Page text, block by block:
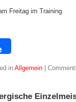
Freitag im Training.
inAllgemein|